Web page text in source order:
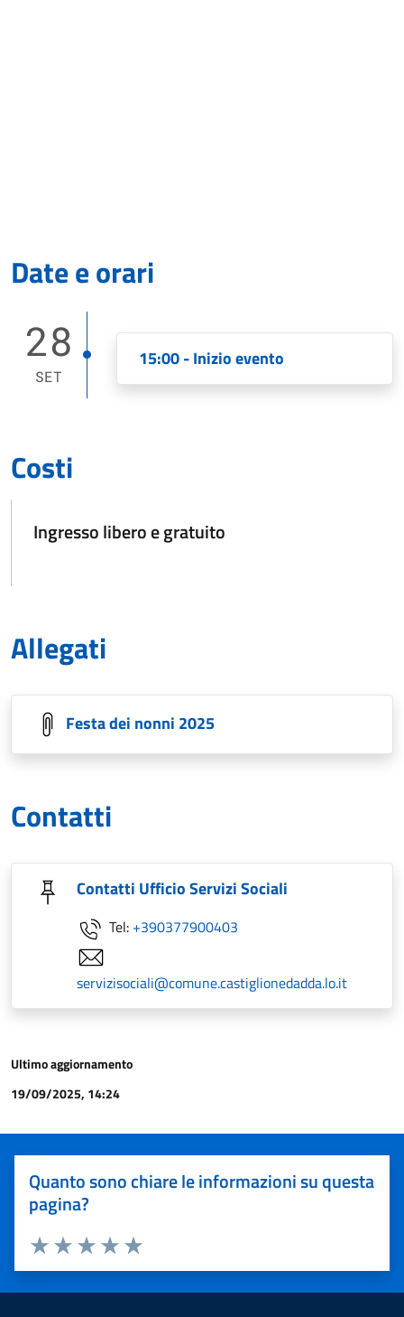
Date e orari
28
SET
15:00 - Inizio evento
Costi
Ingresso libero e gratuito
Allegati
Festa dei nonni 2025
Contatti
Contatti Ufficio Servizi Sociali
Tel: +390377900403
servizisociali@comune.castiglionedadda.lo.it
Ultimo aggiornamento
19/09/2025, 14:24
Quanto sono chiare le informazioni su questa
pagina?
Valuta 5 stelle su 5
Valuta 4 stelle su 5
Valuta 3 stelle su 5
Valuta 2 stelle su 5
Valuta 1 stelle su 5